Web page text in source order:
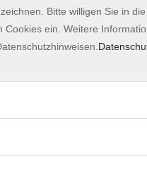
AGB
Bitte willigen Sie in die
Cookies ein. Weitere